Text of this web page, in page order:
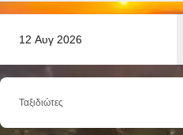
12 Αυγ 2026
Ταξιδιώτες